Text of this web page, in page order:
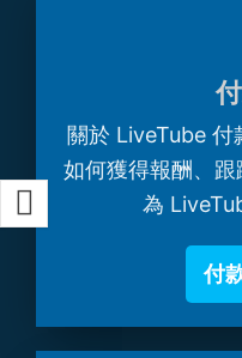
關於 LiveTube
如何獲得報酬、
為
付